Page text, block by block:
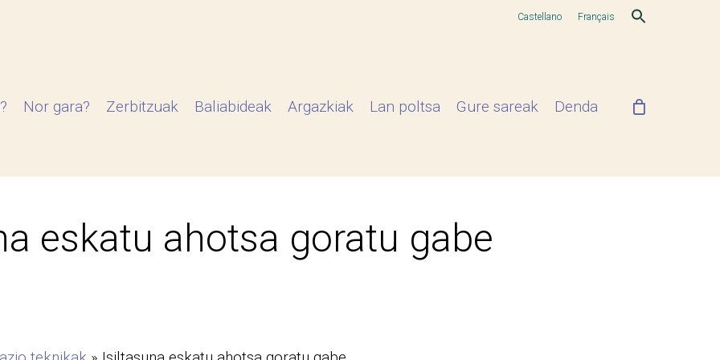
Castellano Français
Nor gara? Zerbitzuak Baliabideak Argazkiak Lan poltsa Gure sareak Denda
eskatu ahotsa goratu gabe